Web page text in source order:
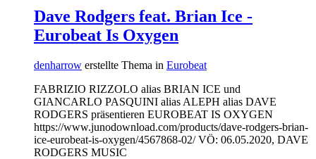
Dave Rodgers feat. Brian Ice -
Eurobeat Is Oxygen
denharrow erstellte Thema in Eurobeat
FABRIZIO RIZZOLO alias BRIAN ICE und
GIANCARLO PASQUINI alias ALEPH alias DAVE
RODGERS präsentieren EUROBEAT IS OXYGEN
https://www.junodownload.com/products/dave-rodgers-brian-
ice-eurobeat-is-oxygen/4567868-02/ VÖ: 06.05.2020, DAVE
RODGERS MUSIC